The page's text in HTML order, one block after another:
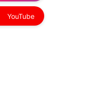
YouTube